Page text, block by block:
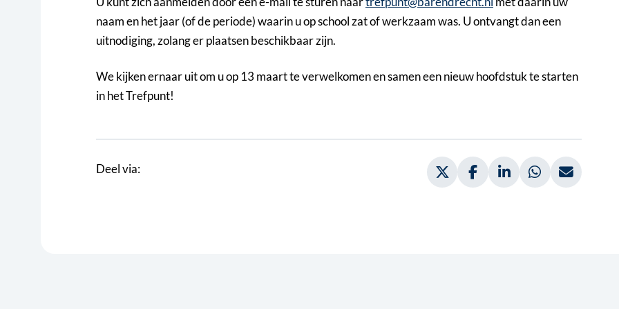
naam en het jaar (of de periode) waarin u op school zat of werkzaam was. U ontvangt dan een
uitnodiging, zolang er plaatsen beschikbaar zijn.
We kijken ernaar uit om u op 13 maart te verwelkomen en samen een nieuw hoofdstuk te starten
in het Trefpunt!
Deel via: Deel via Twitter, opent in nieuw
Deel via Facebook, opent
Deel via LinkedIn,
Deel viaDeel